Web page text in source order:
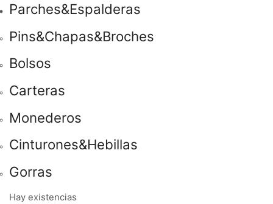
Parches&Espalderas
Pins&Chapas&Broches
Bolsos
Carteras
Monederos
Cinturones&Hebillas
Gorras
Hay existencias